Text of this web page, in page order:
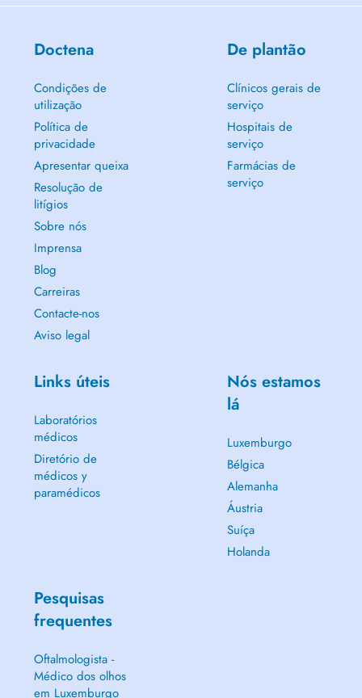
Doctena
Condições de
utilização
Política de
privacidade
Apresentar queixa
Resolução de
litígios
Sobre nós
Imprensa
Blog
Carreiras
Contacte-nos
Aviso legal
De plantão
Clínicos gerais de
serviço
Hospitais de
serviço
Farmácias de
serviço
Links úteis
Laboratórios
médicos
Diretório de
médicos y
paramédicos
Nós estamos
lá
Luxemburgo
Bélgica
Alemanha
Áustria
Suíça
Holanda
Pesquisas
frequentes
Oftalmologista -
Médico dos olhos
em Luxemburgo